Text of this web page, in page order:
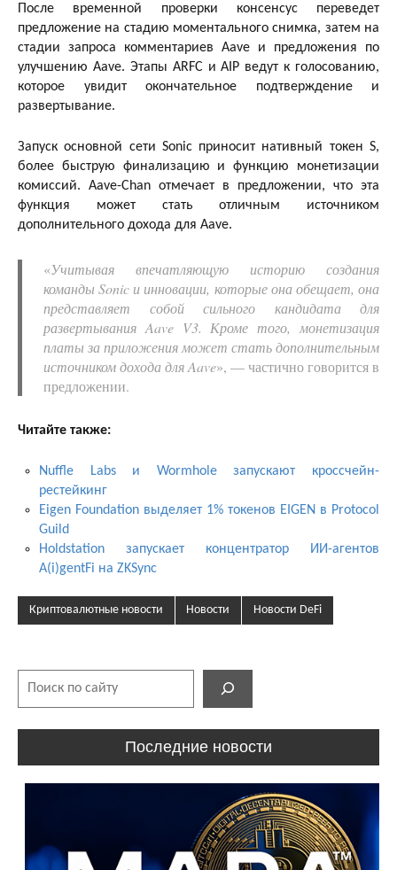
После временной проверки консенсус переведет
предложение на стадию моментального снимка, затем на
стадии запроса комментариев Aave и предложения по
улучшению Aave. Этапы ARFC и AIP ведут к голосованию,
которое увидит окончательное подтверждение и
развертывание.
Запуск основной сети Sonic приносит нативный токен S,
более быструю финализацию и функцию монетизации
комиссий. Aave-Chan отмечает в предложении, что эта
функция может стать отличным источником
дополнительного дохода для Aave.
«Учитывая впечатляющую историю создания
команды Sonic и инновации, которые она обещает, она
представляет собой сильного кандидата для
развертывания Aave V3. Кроме того, монетизация
платы за приложения может стать дополнительным
источником дохода для Aave», — частично говорится в
предложении.
Читайте также:
Nuffle Labs и Wormhole запускают кроссчейн-
рестейкинг
Eigen Foundation выделяет 1% токенов EIGEN в Protocol
Guild
Holdstation запускает концентратор ИИ-агентов
A(i)gentFi на ZKSync
Криптовалютные новости Новости Новости DeFi
Последние новости